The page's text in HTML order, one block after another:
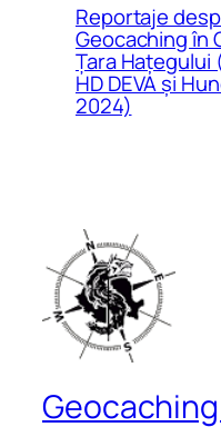
Reportaje
Geocaching în
Țara Hațegului
HD DEVA și
2024)